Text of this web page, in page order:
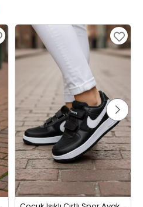
Beyazlila Çocuk Işıklı Cırtlı Spor Ayakkabı Siyahbeyaz
%33 İndirim